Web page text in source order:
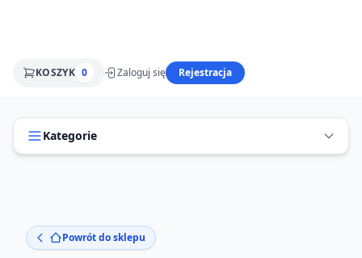
KOSZYK 0 Zaloguj się Rejestracja
Kategorie
Powrót do sklepu